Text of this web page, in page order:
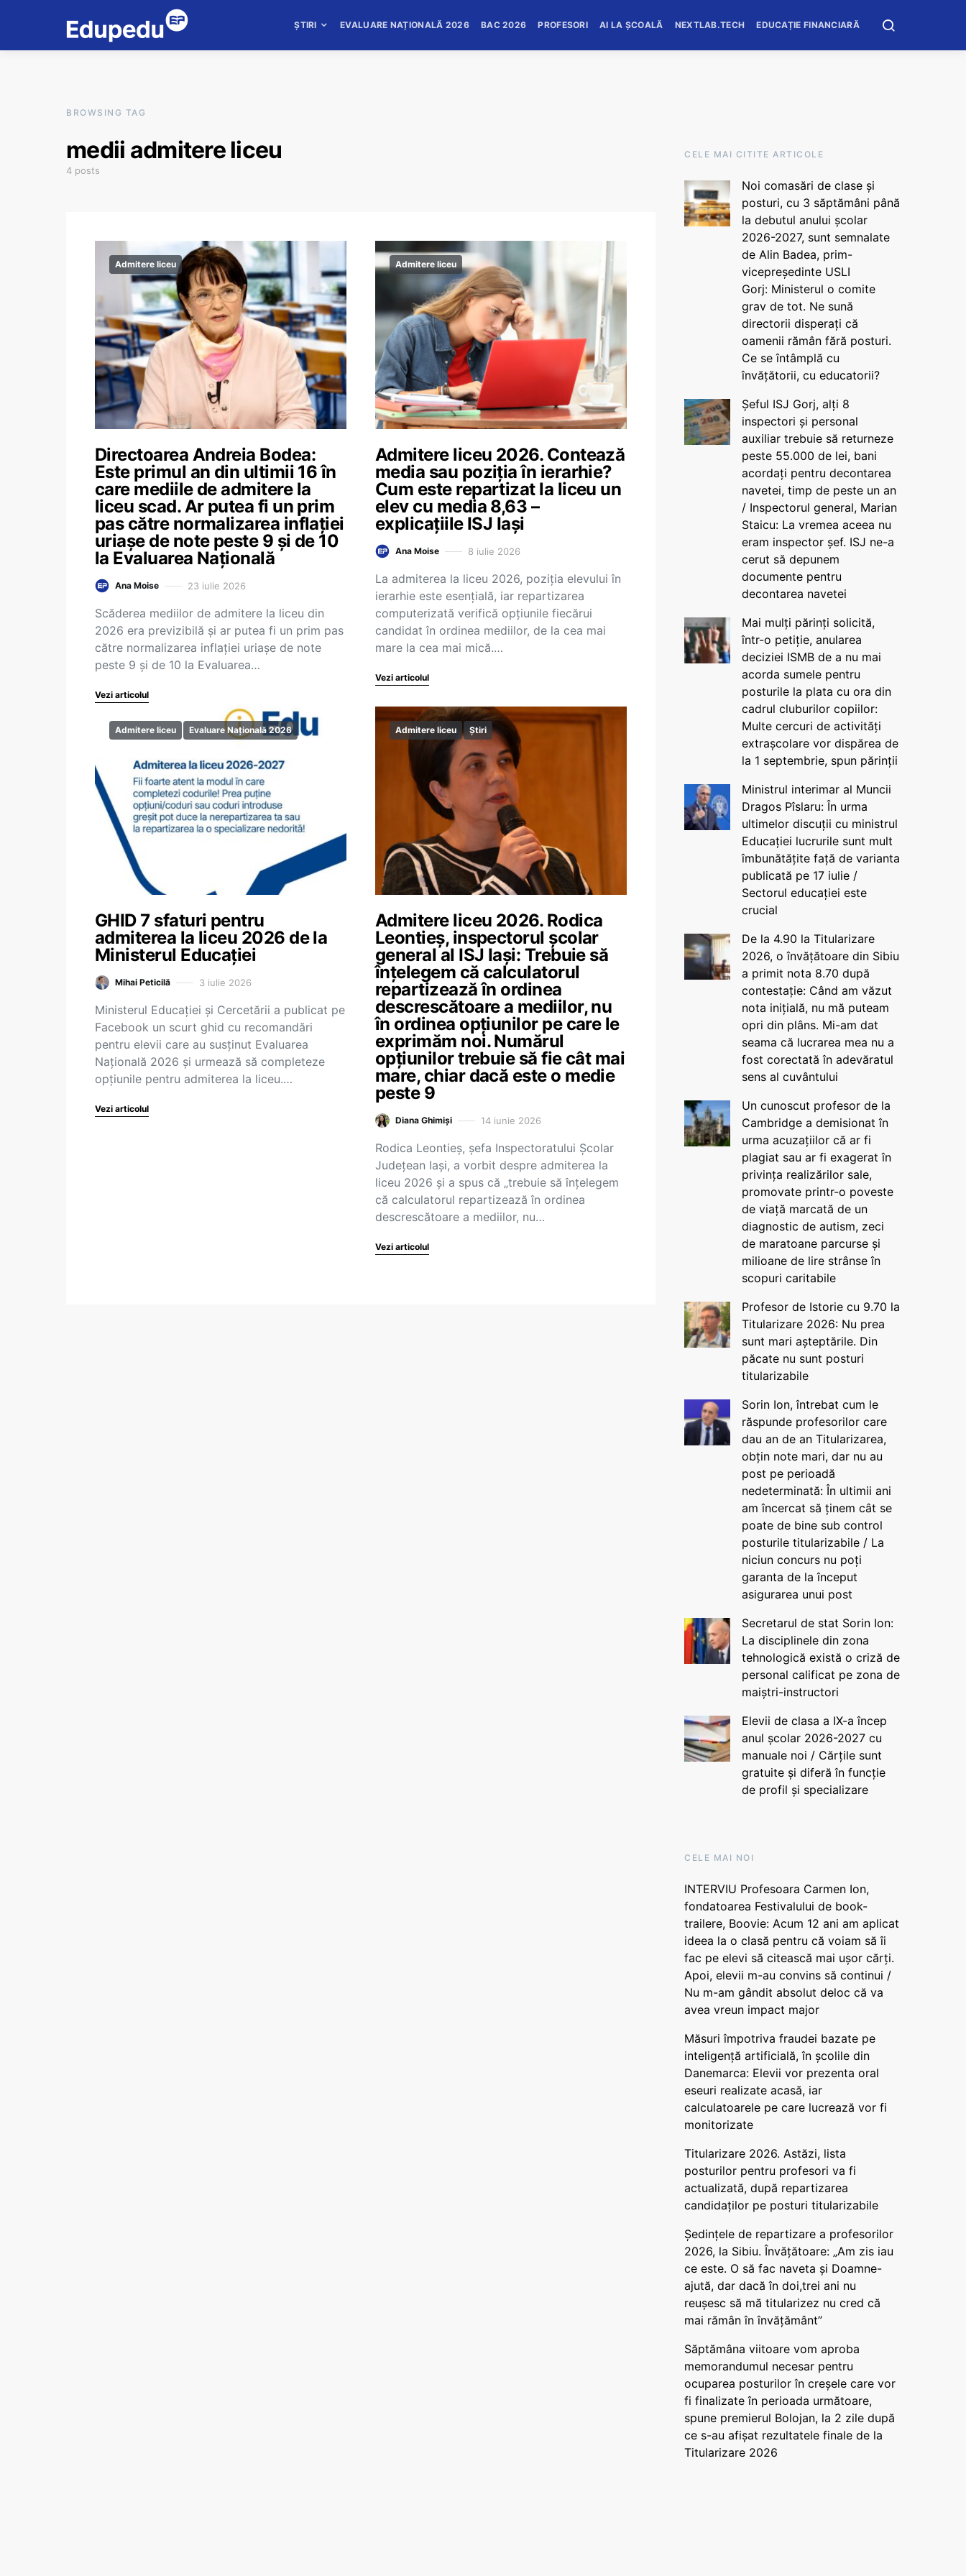
ȘTIRI EVALUARE NAȚIONALĂ 2026 BAC 2026 PROFESORI AI LA ȘCOALĂ NEXTLAB.TECH EDUCAȚIE FINANCIARĂ
BROWSING TAG
medii admitere liceu
4 posts
Admitere liceu
Directoarea Andreia Bodea:
Este primul an din ultimii 16 în
care mediile de admitere la
liceu scad. Ar putea fi un prim
pas către normalizarea inflației
uriașe de note peste 9 și de 10
la Evaluarea Națională
Ana Moise 23 iulie 2026
Scăderea mediilor de admitere la liceu din
2026 era previzibilă și ar putea fi un prim pas
către normalizarea inflației uriașe de note
peste 9 și de 10 la Evaluarea…
Vezi articolul
Admitere liceu
Admitere liceu 2026. Contează
media sau poziția în ierarhie?
Cum este repartizat la liceu un
elev cu media 8,63 –
explicațiile ISJ Iași
Ana Moise 8 iulie 2026
La admiterea la liceu 2026, poziția elevului în
ierarhie este esențială, iar repartizarea
computerizată verifică opțiunile fiecărui
candidat în ordinea mediilor, de la cea mai
mare la cea mai mică.…
Vezi articolul
Admitere liceu Evaluare Națională 2026
GHID 7 sfaturi pentru
admiterea la liceu 2026 de la
Ministerul Educației
Mihai Peticilă 3 iulie 2026
Ministerul Educației și Cercetării a publicat pe
Facebook un scurt ghid cu recomandări
pentru elevii care au susținut Evaluarea
Națională 2026 și urmează să completeze
opțiunile pentru admiterea la liceu.…
Vezi articolul
Admitere liceu Știri
Admitere liceu 2026. Rodica
Leontieș, inspectorul școlar
general al ISJ Iași: Trebuie să
înțelegem că calculatorul
repartizează în ordinea
descrescătoare a mediilor, nu
în ordinea opțiunilor pe care le
exprimăm noi. Numărul
opțiunilor trebuie să fie cât mai
mare, chiar dacă este o medie
peste 9
Diana Ghimiși 14 iunie 2026
Rodica Leontieș, șefa Inspectoratului Școlar
Județean Iași, a vorbit despre admiterea la
liceu 2026 și a spus că „trebuie să înțelegem
că calculatorul repartizează în ordinea
descrescătoare a mediilor, nu…
Vezi articolul
CELE MAI CITITE ARTICOLE
Noi comasări de clase și
posturi, cu 3 săptămâni până
la debutul anului școlar
2026-2027, sunt semnalate
de Alin Badea, prim-
vicepreședinte USLI
Gorj: Ministerul o comite
grav de tot. Ne sună
directorii disperați că
oamenii rămân fără posturi.
Ce se întâmplă cu
învățătorii, cu educatorii?
Șeful ISJ Gorj, alți 8
inspectori și personal
auxiliar trebuie să returneze
peste 55.000 de lei, bani
acordați pentru decontarea
navetei, timp de peste un an
/ Inspectorul general, Marian
Staicu: La vremea aceea nu
eram inspector șef. ISJ ne-a
cerut să depunem
documente pentru
decontarea navetei
Mai mulți părinți solicită,
într-o petiție, anularea
deciziei ISMB de a nu mai
acorda sumele pentru
posturile la plata cu ora din
cadrul cluburilor copiilor:
Multe cercuri de activități
extrașcolare vor dispărea de
la 1 septembrie, spun părinții
Ministrul interimar al Muncii
Dragos Pîslaru: În urma
ultimelor discuții cu ministrul
Educației lucrurile sunt mult
îmbunătățite față de varianta
publicată pe 17 iulie /
Sectorul educației este
crucial
De la 4.90 la Titularizare
2026, o învățătoare din Sibiu
a primit nota 8.70 după
contestație: Când am văzut
nota inițială, nu mă puteam
opri din plâns. Mi-am dat
seama că lucrarea mea nu a
fost corectată în adevăratul
sens al cuvântului
Un cunoscut profesor de la
Cambridge a demisionat în
urma acuzațiilor că ar fi
plagiat sau ar fi exagerat în
privința realizărilor sale,
promovate printr-o poveste
de viață marcată de un
diagnostic de autism, zeci
de maratoane parcurse și
milioane de lire strânse în
scopuri caritabile
Profesor de Istorie cu 9.70 la
Titularizare 2026: Nu prea
sunt mari așteptările. Din
păcate nu sunt posturi
titularizabile
Sorin Ion, întrebat cum le
răspunde profesorilor care
dau an de an Titularizarea,
obțin note mari, dar nu au
post pe perioadă
nedeterminată: În ultimii ani
am încercat să ținem cât se
poate de bine sub control
posturile titularizabile / La
niciun concurs nu poți
garanta de la început
asigurarea unui post
Secretarul de stat Sorin Ion:
La disciplinele din zona
tehnologică există o criză de
personal calificat pe zona de
maiștri-instructori
Elevii de clasa a IX-a încep
anul școlar 2026-2027 cu
manuale noi / Cărțile sunt
gratuite și diferă în funcție
de profil și specializare
CELE MAI NOI
INTERVIU Profesoara Carmen Ion,
fondatoarea Festivalului de book-
trailere, Boovie: Acum 12 ani am aplicat
ideea la o clasă pentru că voiam să îi
fac pe elevi să citească mai ușor cărți.
Apoi, elevii m-au convins să continui /
Nu m-am gândit absolut deloc că va
avea vreun impact major
Măsuri împotriva fraudei bazate pe
inteligență artificială, în școlile din
Danemarca: Elevii vor prezenta oral
eseuri realizate acasă, iar
calculatoarele pe care lucrează vor fi
monitorizate
Titularizare 2026. Astăzi, lista
posturilor pentru profesori va fi
actualizată, după repartizarea
candidaților pe posturi titularizabile
Ședințele de repartizare a profesorilor
2026, la Sibiu. Învățătoare: „Am zis iau
ce este. O să fac naveta și Doamne-
ajută, dar dacă în doi,trei ani nu
reușesc să mă titularizez nu cred că
mai rămân în învățământ”
Săptămâna viitoare vom aproba
memorandumul necesar pentru
ocuparea posturilor în creșele care vor
fi finalizate în perioada următoare,
spune premierul Bolojan, la 2 zile după
ce s-au afișat rezultatele finale de la
Titularizare 2026